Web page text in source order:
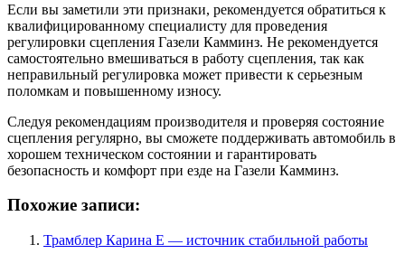
Если вы заметили эти признаки, рекомендуется обратиться к
квалифицированному специалисту для проведения
регулировки сцепления Газели Камминз. Не рекомендуется
самостоятельно вмешиваться в работу сцепления, так как
неправильный регулировка может привести к серьезным
поломкам и повышенному износу.
Следуя рекомендациям производителя и проверяя состояние
сцепления регулярно, вы сможете поддерживать автомобиль в
хорошем техническом состоянии и гарантировать
безопасность и комфорт при езде на Газели Камминз.
Похожие записи:
Трамблер Карина Е — источник стабильной работы